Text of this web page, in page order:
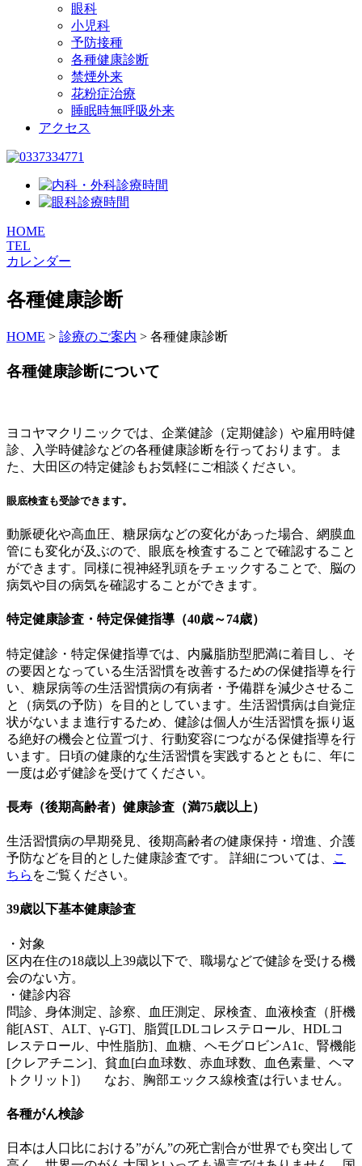
眼科
小児科
予防接種
各種健康診断
禁煙外来
花粉症治療
睡眠時無呼吸外来
アクセス
HOME
TEL
カレンダー
各種健康診断
HOME > 診療のご案内 > 各種健康診断
各種健康診断について
ヨコヤマクリニックでは、企業健診（定期健診）や雇用時健
診、入学時健診などの各種健康診断を行っております。ま
た、大田区の特定健診もお気軽にご相談ください。
眼底検査も受診できます。
動脈硬化や高血圧、糖尿病などの変化があった場合、網膜血
管にも変化が及ぶので、眼底を検査することで確認すること
ができます。同様に視神経乳頭をチェックすることで、脳の
病気や目の病気を確認することができます。
特定健康診査・特定保健指導（40歳～74歳）
特定健診・特定保健指導では、内臓脂肪型肥満に着目し、そ
の要因となっている生活習慣を改善するための保健指導を行
い、糖尿病等の生活習慣病の有病者・予備群を減少させるこ
と（病気の予防）を目的としています。生活習慣病は自覚症
状がないまま進行するため、健診は個人が生活習慣を振り返
る絶好の機会と位置づけ、行動変容につながる保健指導を行
います。日頃の健康的な生活習慣を実践するとともに、年に
一度は必ず健診を受けてください。
長寿（後期高齢者）健康診査（満75歳以上）
生活習慣病の早期発見、後期高齢者の健康保持・増進、介護
予防などを目的とした健康診査です。 詳細については、
こ
ちら をご覧ください。
39歳以下基本健康診査
・対象
区内在住の18歳以上39歳以下で、職場などで健診を受ける機
会のない方。
・健診内容
問診、身体測定、診察、血圧測定、尿検査、血液検査（肝機
能[AST、ALT、γ-GT]、脂質[LDLコレステロール、HDLコ
レステロール、中性脂肪]、血糖、ヘモグロビンA1c、腎機能
[クレアチニン]、貧血[白血球数、赤血球数、血色素量、ヘマ
トクリット]） なお、胸部エックス線検査は行いません。
各種がん検診
日本は人口比における”がん”の死亡割合が世界でも突出して